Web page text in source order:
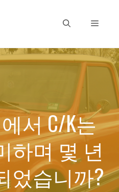
Menu
서 C/K는
하며 몇 년
었습니까?